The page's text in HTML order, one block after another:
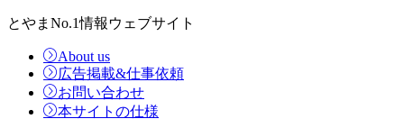
とやまNo.1情報ウェブサイト
About us
広告掲載&仕事依頼
お問い合わせ
本サイトの仕様